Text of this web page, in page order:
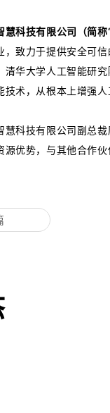
慧科技有限公司（简
，致力于提供安全可
清华大学人工智能研
术，从根本上增强
慧科技有限公司副总
源优势，与其他合作